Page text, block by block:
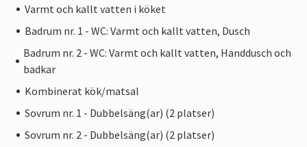
Varmt och kallt vatten i köket
Badrum nr. 1 - WC: Varmt och kallt vatten, Dusch
Badrum nr. 2 - WC: Varmt och kallt vatten, Handdusch och
badkar
Kombinerat kök/matsal
Sovrum nr. 1 - Dubbelsäng(ar) (2 platser)
Sovrum nr. 2 - Dubbelsäng(ar) (2 platser)